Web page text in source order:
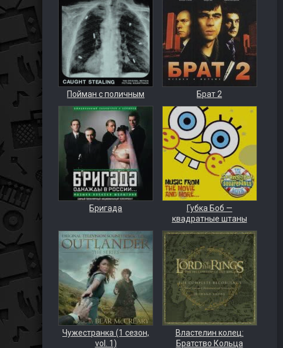
Пойман с поличным Брат 2
Бригада
Губка Боб —
квадратные штаны
Чужестранка (1 сезон,
vol. 1)
Властелин колец:
Братство Кольца